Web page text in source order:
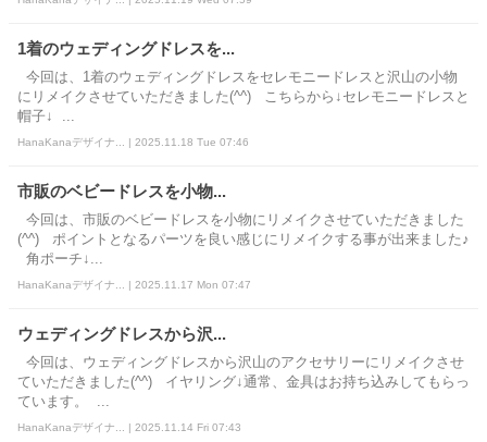
1着のウェディングドレスを...
今回は、1着のウェディングドレスをセレモニードレスと沢山の小物
にリメイクさせていただきました(^^) こちらから↓セレモニードレスと
帽子↓ ...
HanaKanaデザイナ... | 2025.11.18 Tue 07:46
市販のベビードレスを小物...
今回は、市販のベビードレスを小物にリメイクさせていただきました
(^^) ポイントとなるパーツを良い感じにリメイクする事が出来ました♪
角ポーチ↓...
HanaKanaデザイナ... | 2025.11.17 Mon 07:47
ウェディングドレスから沢...
今回は、ウェディングドレスから沢山のアクセサリーにリメイクさせ
ていただきました(^^) イヤリング↓通常、金具はお持ち込みしてもらっ
ています。 ...
HanaKanaデザイナ... | 2025.11.14 Fri 07:43